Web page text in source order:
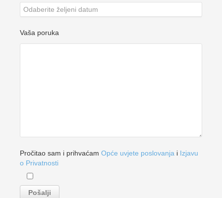
Vaša poruka
Pročitao sam i prihvaćam Opće uvjete poslovanja i Izjavu
o Privatnosti